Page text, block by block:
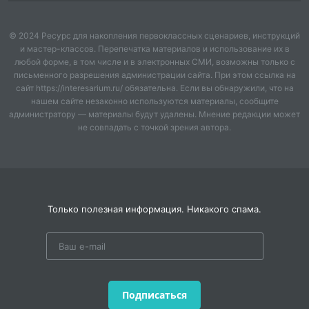
• блок рефлексии
• teacher notes и рекомендации по таймингу
Материал рассчитан примерно на60 минут занятия.
© 2024 Ресурс для накопления первоклассных сценариев, инструкций
и мастер-классов. Перепечатка материалов и использование их в
любой форме, в том числе и в электронных СМИ, возможны только с
письменного разрешения администрации сайта. При этом ссылка на
сайт https://interesarium.ru/ обязательна. Если вы обнаружили, что на
нашем сайте незаконно используются материалы, сообщите
администратору — материалы будут удалены. Мнение редакции может
не совпадать с точкой зрения автора.
Только полезная информация. Никакого спама.
Подписаться